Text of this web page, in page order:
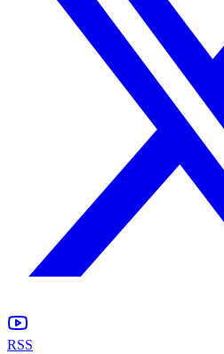
RSS